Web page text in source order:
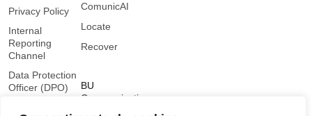
Privacy Policy
Internal
Reporting
Channel
Data Protection
Officer (DPO)
ComunicAI
Locate
Recover
BU
Communication